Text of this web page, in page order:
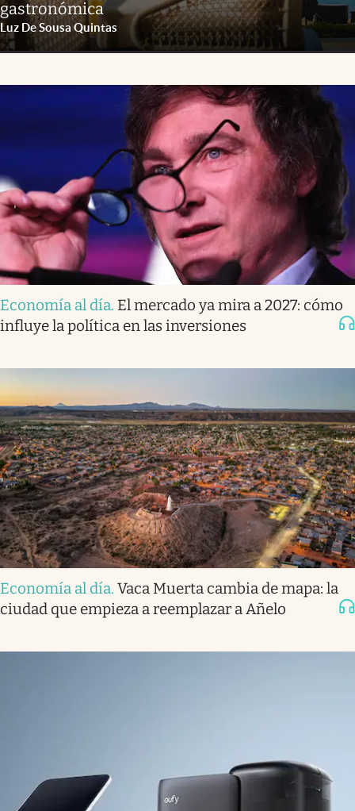
gastronómica
Luz De Sousa Quintas
Economía al día. El mercado ya mira a 2027: cómo
influye la política en las inversiones
Economía al día. Vaca Muerta cambia de mapa: la
ciudad que empieza a reemplazar a Añelo